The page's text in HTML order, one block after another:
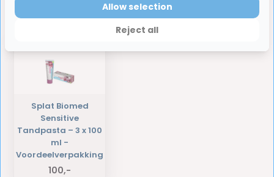
Laatst bekeken producten
Splat Biomed
Sensitive
Tandpasta – 3 x 100
ml -
Voordeelverpakking
100,-
Reject all
Allow selection